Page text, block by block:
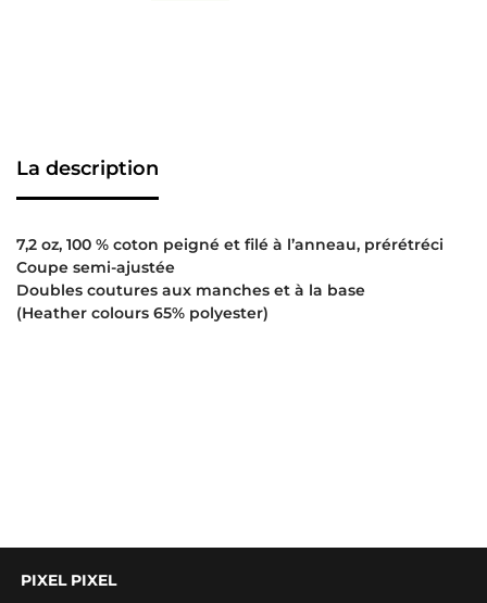
La description
7,2 oz, 100 % coton peigné et filé à l’anneau, prérétréci
Coupe semi-ajustée
Doubles coutures aux manches et à la base
(Heather colours 65% polyester)
PIXEL PIXEL